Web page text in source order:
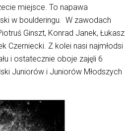
miejsce. To napawa
w boulderingu. W zawodach
Ginszt, Konrad Janek, Łukasz
Czerniecki. Z kolei nasi najmłodsi
i ostatecznie oboje zajęli 6
Juniorów i Juniorów Młodszych